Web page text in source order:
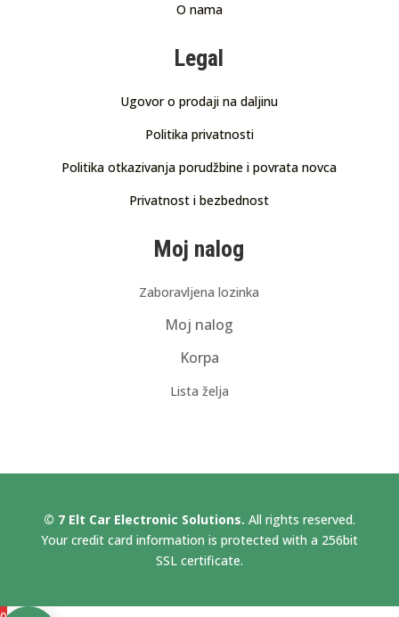
O nama
Legal
Ugovor o prodaji na daljinu
Politika privatnosti
Politika otkazivanja porudžbine i povrata novca
Privatnost i bezbednost
Moj nalog
Zaboravljena lozinka
Moj nalog
Korpa
Lista želja
© 7 Elt Car Electronic Solutions. All rights reserved.
Your credit card information is protected with a 256bit
SSL certificate.